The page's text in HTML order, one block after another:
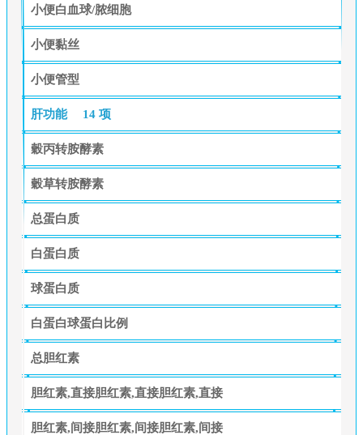
小便白血球/脓细胞
小便黏丝
小便管型
肝功能 14 项
穀丙转胺酵素
穀草转胺酵素
总蛋白质
白蛋白质
球蛋白质
白蛋白球蛋白比例
总胆红素
胆红素,直接胆红素,直接胆红素,直接
胆红素,间接胆红素,间接胆红素,间接